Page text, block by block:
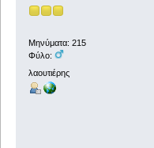
Μηνύματα: 215
Φύλο:
λαουτιέρης